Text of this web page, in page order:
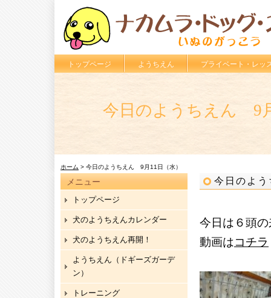
トップページ ようちえん プライベート・レッ
今日のようちえん 9
ホーム > 今日のようちえん 9月11日（水）
今日のよ
今日は６頭
動画はコチラ
メニュー
トップページ
犬のようちえんカレンダー
犬のようちえん再開！
ようちえん（ドギーズガーデ
ン）
トレーニング